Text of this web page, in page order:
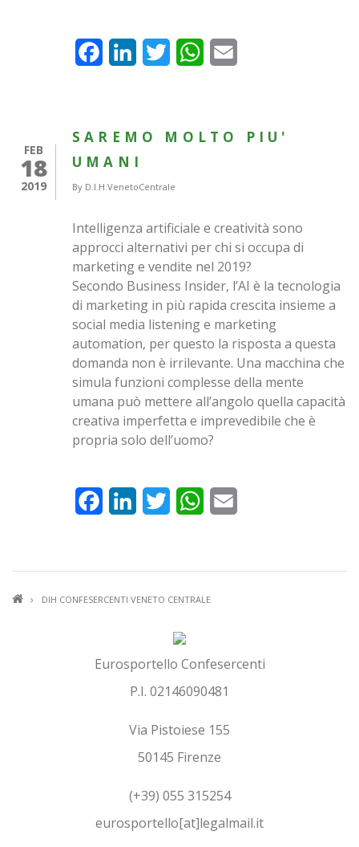
FacebookLinkedInTwitter WhatsApp
FEB
18
2019
SAREMO MOLTO PIU'
UMANI
By D.I.H.VenetoCentrale
Intelligenza artificiale e creatività sono
approcci alternativi per chi si occupa di
marketing e vendite nel 2019?
Secondo Business Insider, l’AI è la tecnologia
di marketing in più rapida crescita insieme a
social media listening e marketing
automation, per questo la risposta a questa
domanda non è irrilevante. Una macchina che
simula funzioni complesse della mente
umana può mettere all’angolo quella capacità
creativa imperfetta e imprevedibile che è
propria solo dell’uomo?
FacebookLinkedInTwitter WhatsApp
BRICIOLE
DIH CONFESERCENTI VENETO CENTRALE
Eurosportello Confesercenti
P.I. 02146090481
Via Pistoiese 155
50145 Firenze
(+39) 055 315254
eurosportello[at]legalmail.it